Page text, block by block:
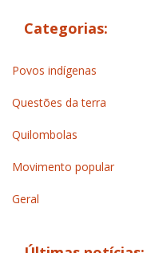
Categorias:
Povos indígenas
Questões da terra
Quilombolas
Movimento popular
Geral